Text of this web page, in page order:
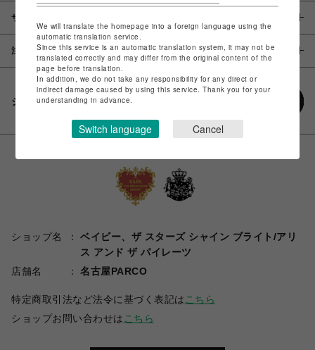
サイズ
注意事項
シェアする
ショップ名
ベイビー、ザ スターズ シャイン ブライト/アリ
ス アンド ザ パイレーツ
店舗名
名古屋PARCO
特定商取引法など法令に基づく表記は こちら
ショップお問い合わせは こちら
We will translate the homepage into a foreign language using the
automatic translation service.
Since this service is an automatic translation system, it may not be
translated correctly and may differ from the original content of the
page before translation.
In addition, we do not take any responsibility for any direct or
indirect damage caused by using this service. Thank you for your
understanding in advance.
Switch language Cancel